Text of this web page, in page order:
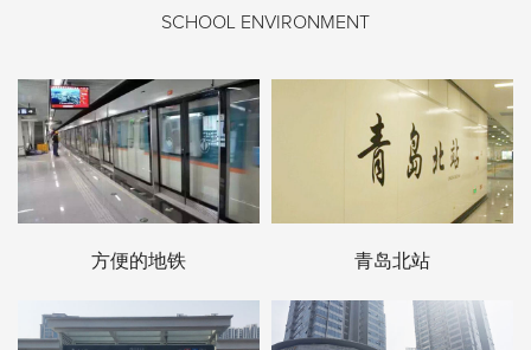
SCHOOL ENVIRONMENT
方便的地铁 青岛北站